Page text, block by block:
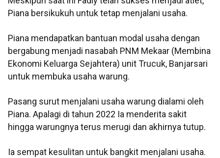
Piana bersikukuh untuk tetap menjalani usaha.
Piana mendapatkan bantuan modal usaha dengan
bergabung menjadi nasabah PNM Mekaar (Membina
Ekonomi Keluarga Sejahtera) unit Trucuk, Banjarsari
untuk membuka usaha warung.
Pasang surut menjalani usaha warung dialami oleh
Piana. Apalagi di tahun 2022 Ia menderita sakit
hingga warungnya terus merugi dan akhirnya tutup.
Ia sempat kesulitan untuk bangkit menjalani usaha.